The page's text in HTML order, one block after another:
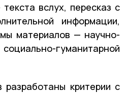
вслух, пересказ с
информации,
материалов — научно-
гуманитарной
критерии с